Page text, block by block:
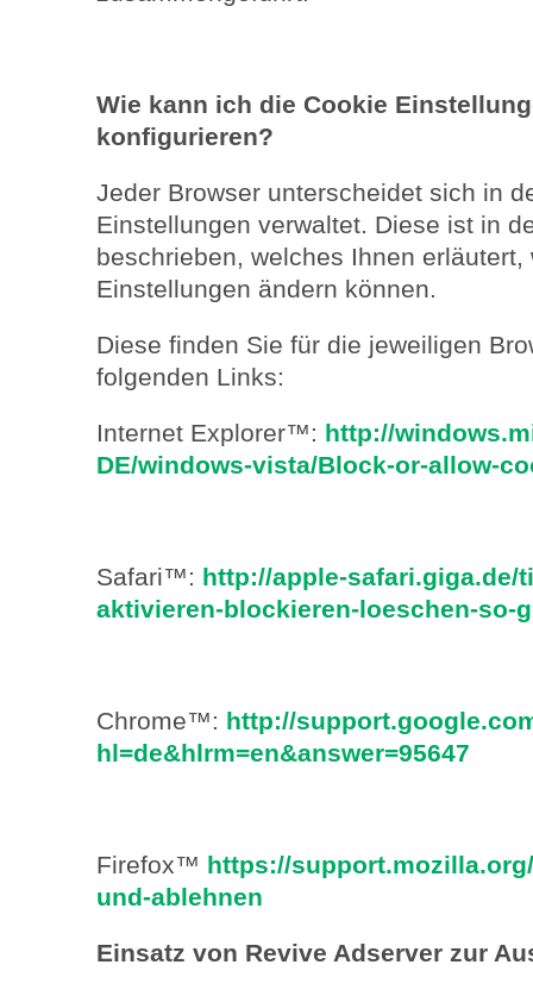
Wie kann ich die Cookie
konfigurieren?
Jeder Browser unterscheidet sich in
Einstellungen verwaltet. Diese ist in
beschrieben, welches Ihnen
Einstellungen ändern können.
Diese finden Sie für die jeweiligen
folgenden Links:
Internet Explorer™: http://
DE/windows-vista/Block-or-allow-
Safari™: http://apple-safari.giga.de/
aktivieren-blockieren-loeschen-so-
Chrome™: http://
hl=de&hlrm=en&answer=95647
Firefox™ https://
und-ablehnen
Einsatz von Revive Adserver zur